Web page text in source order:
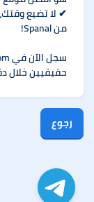
✔ لا تضيع
من Spanal!
حقيقيين خلال
رجوع